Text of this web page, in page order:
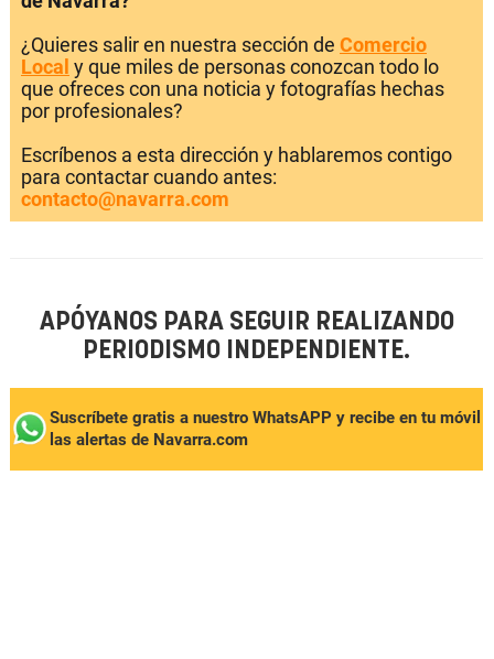
¿Quieres salir en nuestra sección de Comercio
Local y que miles de personas conozcan todo lo
que ofreces con una noticia y fotografías hechas
por profesionales?
Escríbenos a esta dirección y hablaremos contigo
para contactar cuando antes:
contacto@navarra.com
APÓYANOS PARA SEGUIR REALIZANDO
PERIODISMO INDEPENDIENTE.
Suscríbete gratis a nuestro WhatsAPP y recibe en tu móvil
las alertas de Navarra.com